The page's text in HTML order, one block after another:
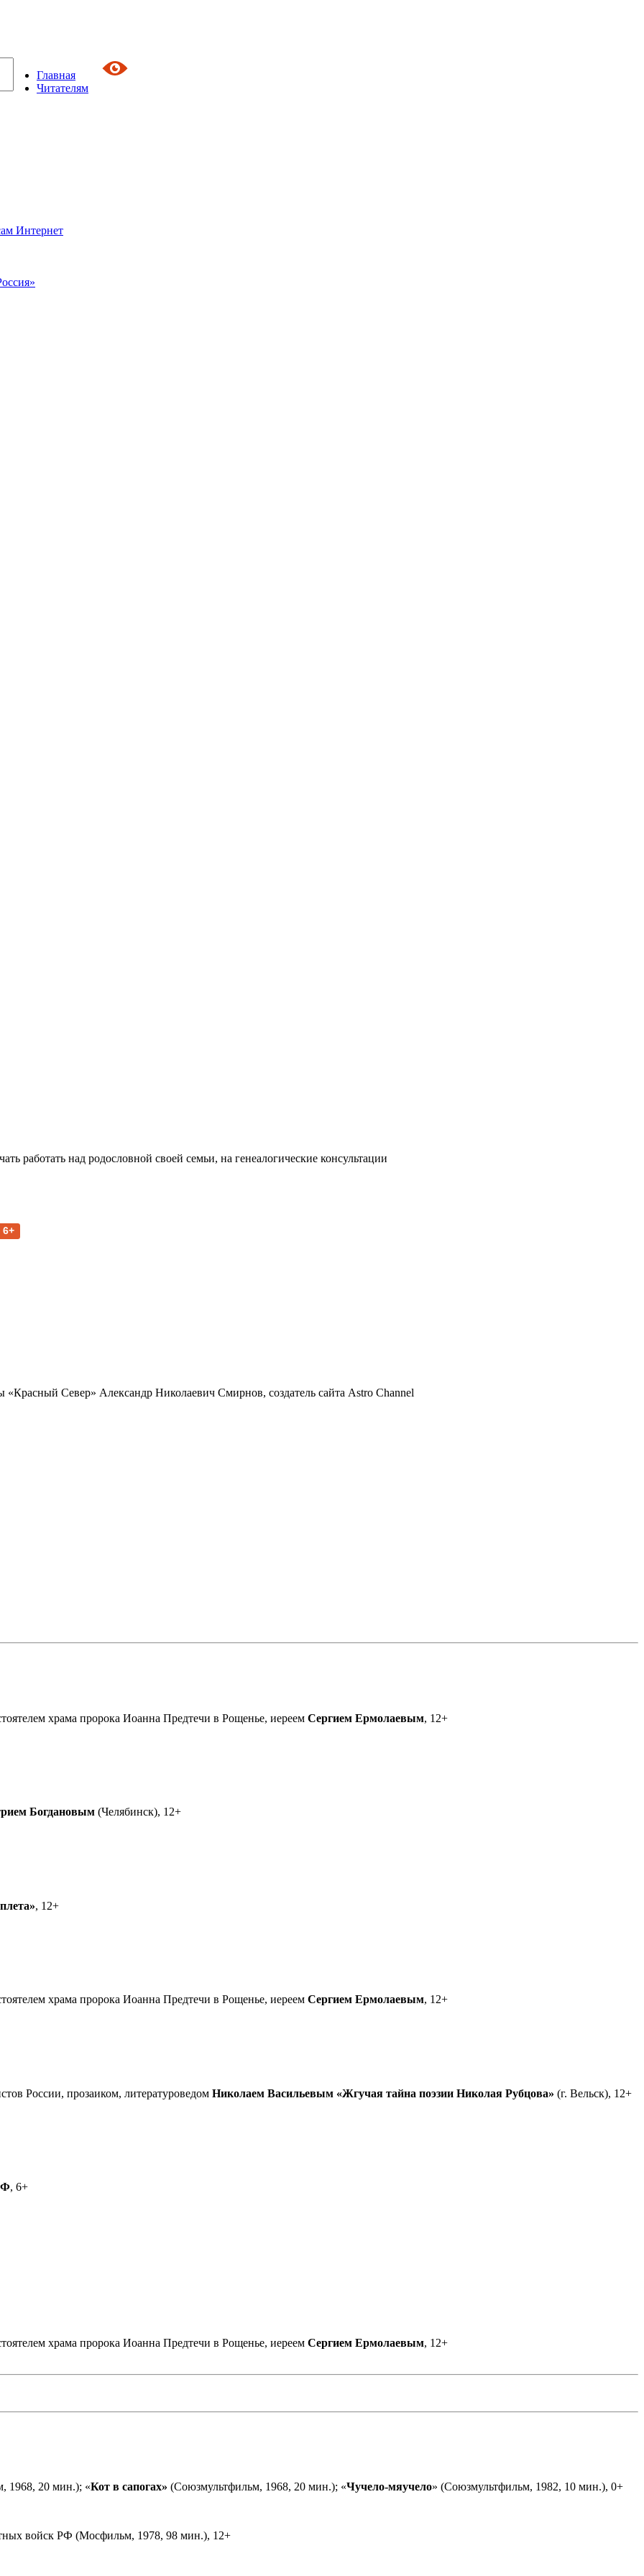
Главная
Читателям
Интернет
работать над родословной своей семьи, на генеалогические консультации
6+
«Красный Север» Александр Николаевич Смирнов, создатель сайта Astro Channel
храма пророка Иоанна Предтечи в Рощенье, иереем Сергием Ермолаевым, 12+
Богдановым (Челябинск), 12+
, 12+
храма пророка Иоанна Предтечи в Рощенье, иереем Сергием Ермолаевым, 12+
России, прозаиком, литературоведом Николаем Васильевым «Жгучая тайна поэзии Николая Рубцова» (г. Вельск), 12+
, 6+
храма пророка Иоанна Предтечи в Рощенье, иереем Сергием Ермолаевым, 12+
1968, 20 мин.); «Кот в сапогах» (Союзмультфильм, 1968, 20 мин.); «Чучело-мяучело» (Союзмультфильм, 1982, 10 мин.), 0+
войск РФ (Мосфильм, 1978, 98 мин.), 12+